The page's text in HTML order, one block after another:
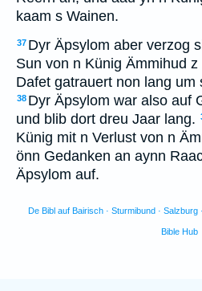
kaam s Wainen.
37 Dyr Äpsylom aber verzog
Sun von n Künig Ämmihud
Dafet gatrauert non lang um
38 Dyr Äpsylom war also auf
und blib dort dreu Jaar lang.
Künig mit n Verlust von n
önn Gedanken an aynn
Äpsylom auf.
De Bibl auf Bairisch · Sturmibund · Salzburg
Bible Hub